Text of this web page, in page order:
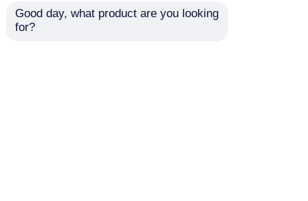
Good day, what product are you looking
for?